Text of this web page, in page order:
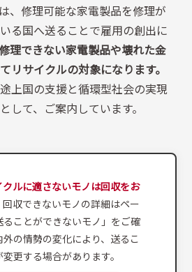
、修理可能な家電製品を修理が
る国へ送ることで雇用の創出に
理できない家電製品や壊れた金
リサイクルの対象になります。
上国の支援と循環型社会の実現
して、ご案内しています。
クルに適さないモノは回収をお
回収できないモノの詳細はペー
ことができないモノ」をご確
の情勢の変化により、送るこ
更する場合があります。